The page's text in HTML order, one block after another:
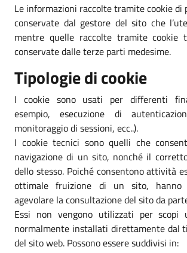
Le informazioni raccolte tramite cookie di
conservate dal gestore del sito che
mentre quelle raccolte tramite cookie
conservate dalle terze parti medesime.
Tipologie di cookie
I cookie sono usati per differenti
esempio, esecuzione di
monitoraggio di sessioni, ecc..).
I cookie tecnici sono quelli che
navigazione di un sito, nonché il
dello stesso. Poiché consentono attività
ottimale fruizione di un sito,
agevolare la consultazione del sito da
Essi non vengono utilizzati per scopi
normalmente installati direttamente dal
del sito web. Possono essere suddivisi in: